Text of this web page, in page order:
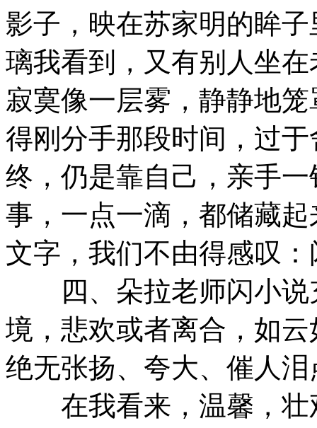
影子，映在苏家明的眸
璃我看到，又有别人坐
寂寞像一层雾，静静地
得刚分手那段时间，过
终，仍是靠自己，亲手
事，一点一滴，都储藏
文字，我们不由得感叹
四、朵拉老师闪小说
境，悲欢或者离合，如
绝无张扬、夸大、催人
在我看来，温馨，壮